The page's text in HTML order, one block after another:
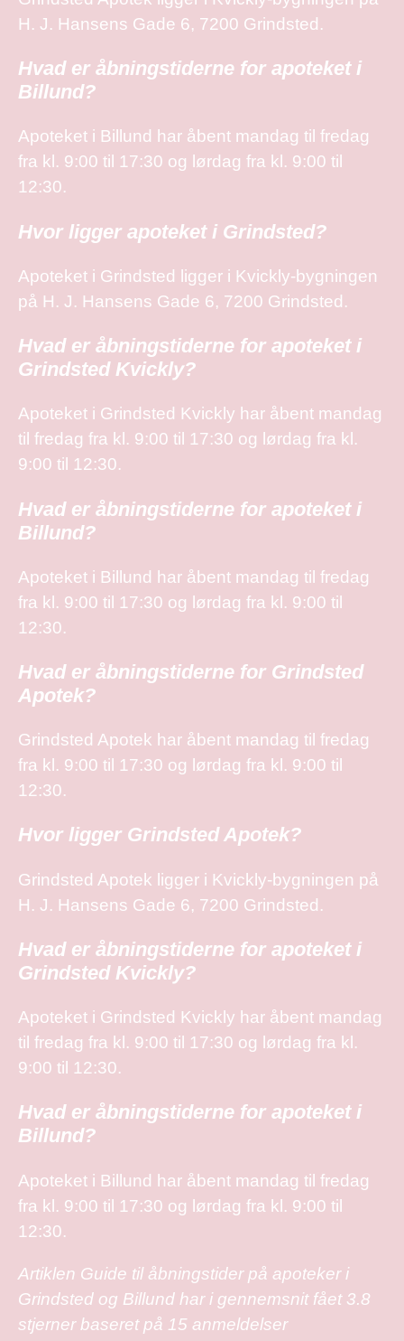
H. J. Hansens Gade 6, 7200 Grindsted.
Hvad er åbningstiderne for apoteket i
Billund?
Apoteket i Billund har åbent mandag til fredag
fra kl. 9:00 til 17:30 og lørdag fra kl. 9:00 til
12:30.
Hvor ligger apoteket i Grindsted?
Apoteket i Grindsted ligger i Kvickly-bygningen
på H. J. Hansens Gade 6, 7200 Grindsted.
Hvad er åbningstiderne for apoteket i
Grindsted Kvickly?
Apoteket i Grindsted Kvickly har åbent mandag
til fredag fra kl. 9:00 til 17:30 og lørdag fra kl.
9:00 til 12:30.
Hvad er åbningstiderne for apoteket i
Billund?
Apoteket i Billund har åbent mandag til fredag
fra kl. 9:00 til 17:30 og lørdag fra kl. 9:00 til
12:30.
Hvad er åbningstiderne for Grindsted
Apotek?
Grindsted Apotek har åbent mandag til fredag
fra kl. 9:00 til 17:30 og lørdag fra kl. 9:00 til
12:30.
Hvor ligger Grindsted Apotek?
Grindsted Apotek ligger i Kvickly-bygningen på
H. J. Hansens Gade 6, 7200 Grindsted.
Hvad er åbningstiderne for apoteket i
Grindsted Kvickly?
Apoteket i Grindsted Kvickly har åbent mandag
til fredag fra kl. 9:00 til 17:30 og lørdag fra kl.
9:00 til 12:30.
Hvad er åbningstiderne for apoteket i
Billund?
Apoteket i Billund har åbent mandag til fredag
fra kl. 9:00 til 17:30 og lørdag fra kl. 9:00 til
12:30.
Artiklen Guide til åbningstider på apoteker i
Grindsted og Billund har i gennemsnit fået 3.8
stjerner baseret på 15 anmeldelser